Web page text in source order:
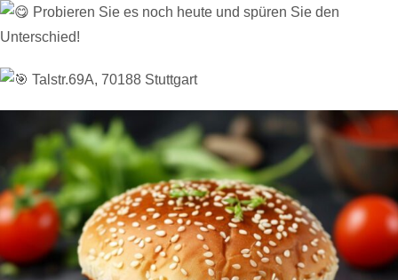
Probieren Sie es noch heute und spüren Sie den
Unterschied!
Talstr.69A, 70188 Stuttgart